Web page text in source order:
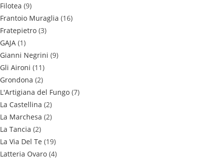
Filotea (9)
Frantoio Muraglia (16)
Fratepietro (3)
GAJA (1)
Gianni Negrini (9)
Gli Aironi (11)
Grondona (2)
L'Artigiana del Fungo (7)
La Castellina (2)
La Marchesa (2)
La Tancia (2)
La Via Del Te (19)
Latteria Ovaro (4)